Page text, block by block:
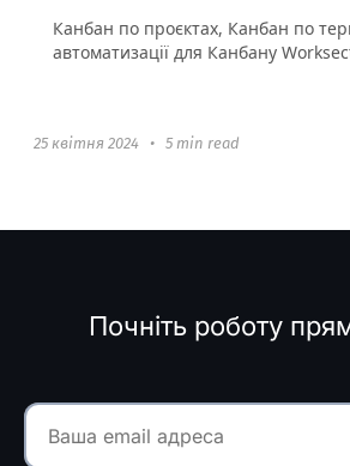
Канбан по проєктах, Канбан по
автоматизації для Канбану
25 квітня 2024 • 5 min read
Почніть роботу